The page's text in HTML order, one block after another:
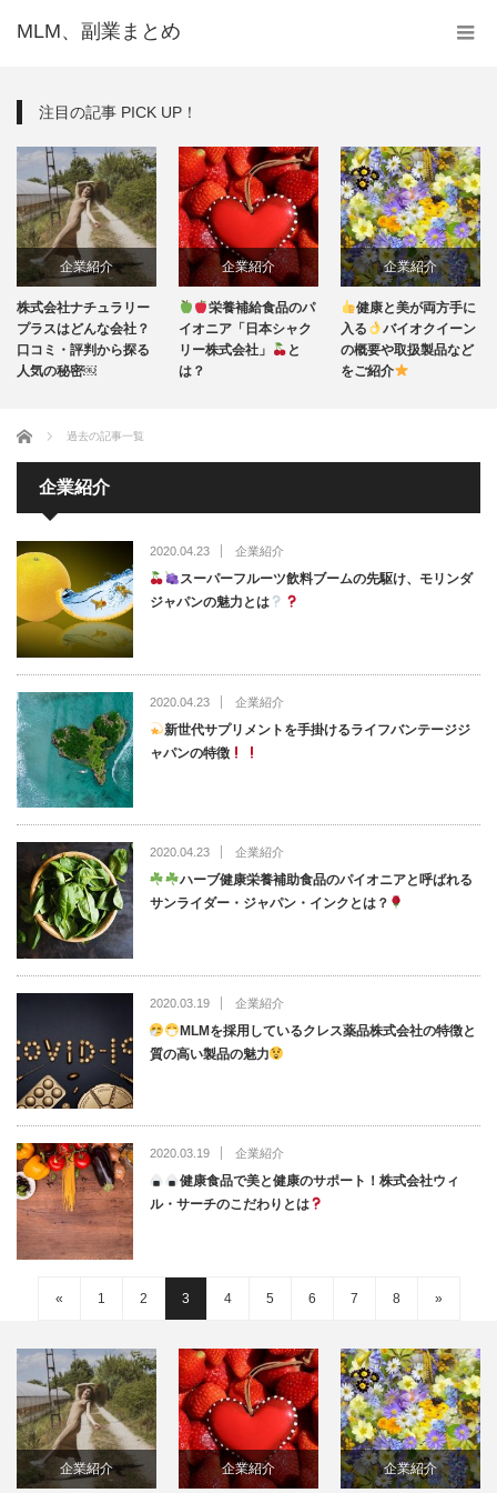
MLM、副業まとめ
注目の記事 PICK UP！
企業紹介
株式会社ナチュラリー
プラスはどんな会社？
口コミ・評判から探る
人気の秘密￼
企業紹介
栄養補給食品のパ
イオニア「日本シャク
リー株式会社」
と
は？
企業紹介
健康と美が両方手に
入る
バイオクイーン
の概要や取扱製品など
をご紹介
ホーム 過去の記事一覧
企業紹介
2020.04.23 企業紹介
スーパーフルーツ飲料ブームの先駆け、モリンダ
ジャパンの魅力とは
2020.04.23 企業紹介
新世代サプリメントを手掛けるライフバンテージジ
ャパンの特徴
2020.04.23 企業紹介
ハーブ健康栄養補助食品のパイオニアと呼ばれる
サンライダー・ジャパン・インクとは？
2020.03.19 企業紹介
MLMを採用しているクレス薬品株式会社の特徴と
質の高い製品の魅力
2020.03.19 企業紹介
健康食品で美と健康のサポート！株式会社ウィ
ル・サーチのこだわりとは
« 1 2 3 4 5 6 7 8 »
企業紹介 企業紹介 企業紹介